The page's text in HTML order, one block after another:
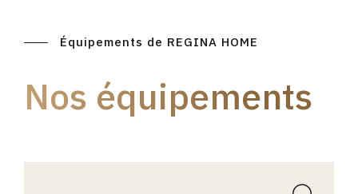
Équipements de REGINA HOME
Nos équipements